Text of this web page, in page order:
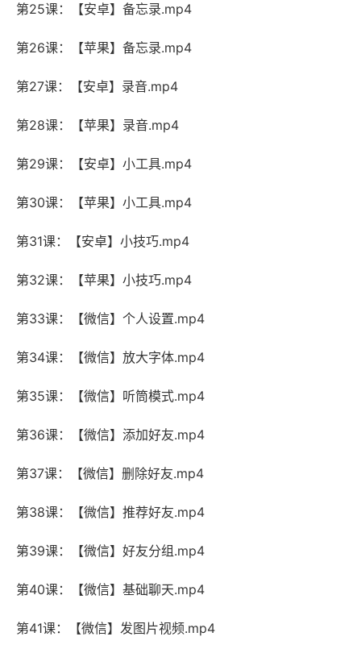
第25课：【安卓】备忘录.mp4
第26课：【苹果】备忘录.mp4
第27课：【安卓】录音.mp4
第28课：【苹果】录音.mp4
第29课：【安卓】小工具.mp4
第30课：【苹果】小工具.mp4
第31课：【安卓】小技巧.mp4
第32课：【苹果】小技巧.mp4
第33课：【微信】个人设置.mp4
第34课：【微信】放大字体.mp4
第35课：【微信】听筒模式.mp4
第36课：【微信】添加好友.mp4
第37课：【微信】删除好友.mp4
第38课：【微信】推荐好友.mp4
第39课：【微信】好友分组.mp4
第40课：【微信】基础聊天.mp4
第41课：【微信】发图片视频.mp4